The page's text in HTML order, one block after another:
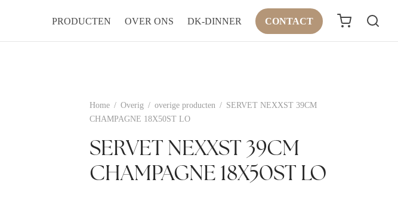
PRODUCTEN OVER ONS DK-DINNER CONTACT
Home / Overig / overige producten / SERVET NEXXST 39CM
CHAMPAGNE 18X50ST LO
SERVET NEXXST 39CM
CHAMPAGNE 18X50ST LO